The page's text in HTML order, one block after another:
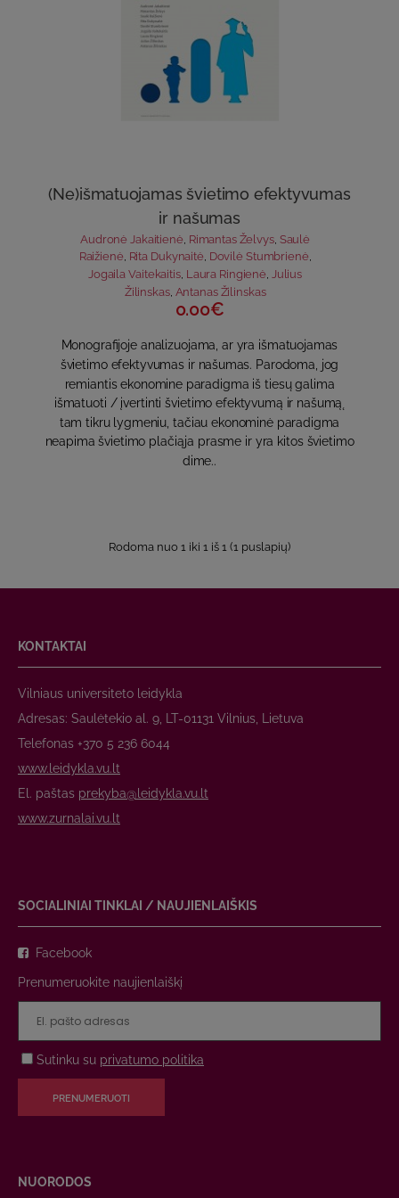
(Ne)išmatuojamas švietimo efektyvumas
ir našumas
Audronė Jakaitienė Rimantas Želvys, Saulė
Raižienė, Rita Dukynaitė, Dovilė Stumbrienė,
Jogaila Vaitekaitis, Laura Ringienė, Julius
Žilinskas, Antanas Žilinskas
0.00€
Monografijoje analizuojama, ar yra išmatuojamas
švietimo efektyvumas ir našumas. Parodoma, jog
remiantis ekonomine paradigma iš tiesų galima
išmatuoti / įvertinti švietimo efektyvumą ir našumą˛
tam tikru lygmeniu, tačiau ekonominė paradigma
neapima švietimo plačiąja prasme ir yra kitos švietimo
dime..
Rodoma nuo 1 iki 1 iš 1 (1 puslapių)
KONTAKTAI
Vilniaus universiteto leidykla
Adresas: Saulėtekio al. 9, LT-01131 Vilnius, Lietuva
Telefonas +370 5 236 6044
www.leidykla.vu.lt
El. paštas prekyba@leidykla.vu.lt
www.zurnalai.vu.lt
SOCIALINIAI TINKLAI / NAUJIENLAIŠKIS
Facebook
Prenumeruokite naujienlaiškį
Sutinku su privatumo politika
PRENUMERUOTI
NUORODOS